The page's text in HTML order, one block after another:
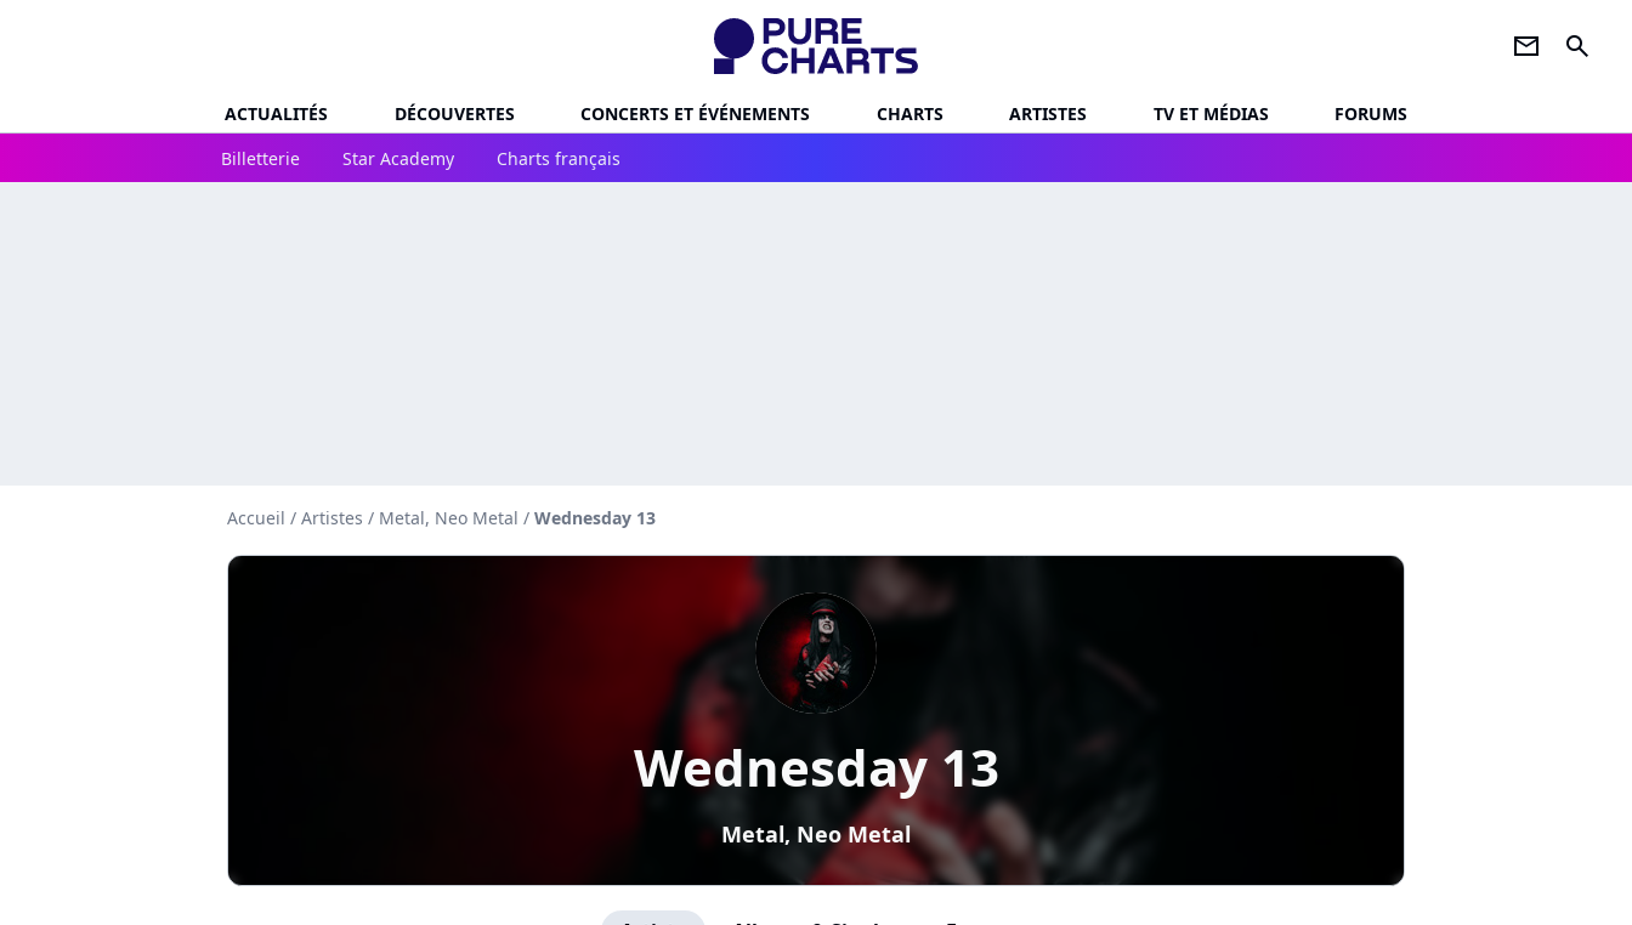
newsletter search
ACTUALITÉS DÉCOUVERTES CONCERTS ET ÉVÉNEMENTS CHARTS ARTISTES TV ET MÉDIAS
FORUMS
Billetterie
Star Academy Charts français
Accueil / Artistes / Metal, Neo Metal / Wednesday 13
Wednesday 13
Metal, Neo Metal